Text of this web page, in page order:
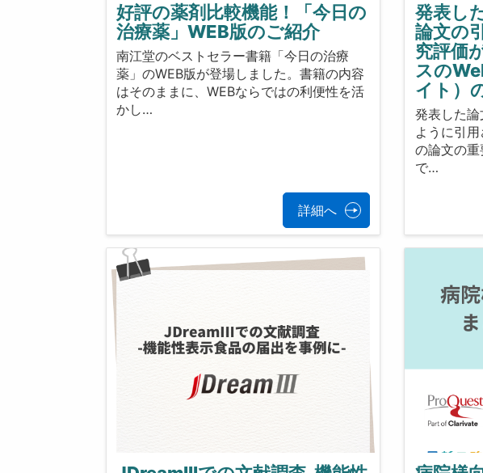
好評の薬剤比較機能！「今日の
治療薬」WEB版のご紹介
南江堂のベストセラー書籍「今日の治療
薬」のWEB版が登場しました。書籍の内容
はそのままに、WEBならではの利便性を活
かし…
詳細へ
発表し
論文の
究評価
スの
イト）
発表した
ように引
の論文の
で…